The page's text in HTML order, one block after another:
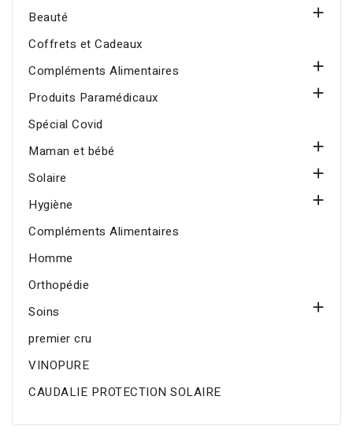
Beauté

Coffrets et Cadeaux
Compléments Alimentaires

Produits Paramédicaux

Spécial Covid
Maman et bébé

Solaire

Hygiène

Compléments Alimentaires
Homme
Orthopédie
Soins

premier cru
VINOPURE
CAUDALIE PROTECTION SOLAIRE